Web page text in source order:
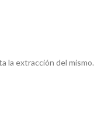
la extracción del mismo.